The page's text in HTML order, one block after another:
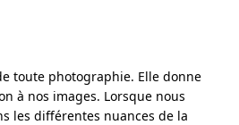
toute photographie. Elle donne
à nos images. Lorsque nous
les différentes nuances de la